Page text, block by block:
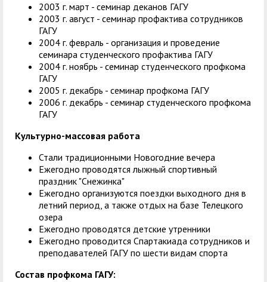
2003 г. март - семинар деканов ГАГУ
2003 г. август - семинар профактива сотрудников
ГАГУ
2004 г. февраль - организация и проведение
семинара студенческого профактива ГАГУ
2004 г. ноябрь - семинар студенческого профкома
ГАГУ
2005 г. декабрь - семинар профкома ГАГУ
2006 г. декабрь - семинар студенческого профкома
ГАГУ
Культурно-массовая работа
Стали традиционными Новогодние вечера
Ежегодно проводятся лыжный спортивный
праздник "Снежинка"
Ежегодно организуются поездки выходного дня в
летний период, а также отдых на базе Телецкого
озера
Ежегодно проводятся детские утренники
Ежегодно проводится Спартакиада сотрудников и
преподавателей ГАГУ по шести видам спорта
Состав профкома ГАГУ: